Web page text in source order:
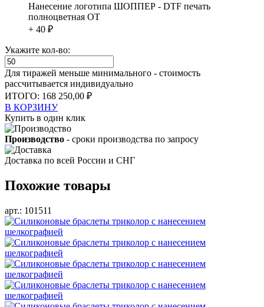
Нанесение логотипа ШОППЕР - DTF печать
полноцветная ОТ
+ 40 ₽
Укажите кол-во:
Для тиражей меньше минимального - стоимость
рассчитывается индивидуально
ИТОГО: 168 250,00 ₽
В КОРЗИНУ
Купить в один клик
Производство - сроки производства по запросу
Доставка по всей России и СНГ
Похожие товары
арт.: 101511